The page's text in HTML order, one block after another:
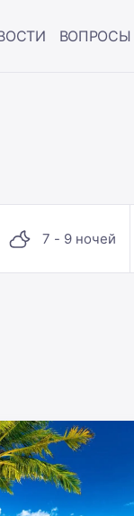
ВОПРОСЫ
7 - 9 ночей